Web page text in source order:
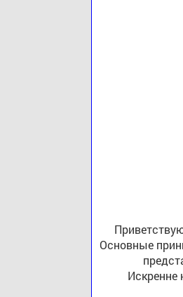
Основные
Искренне